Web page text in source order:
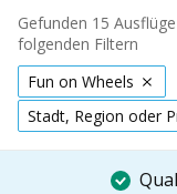
Gefunden 15
folgenden Filtern
Fun on Wheels
Stadt, Region oder